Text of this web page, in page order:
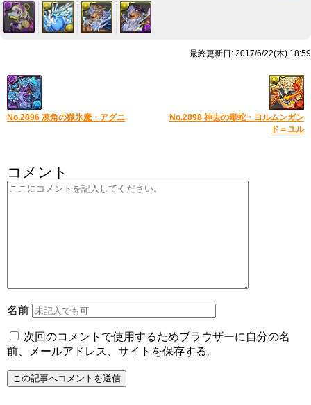
最終更新日: 2017/6/22(木) 18:59
No.2896 凍角の獄氷魔・アグニ
No.2898 神去の毒蛇・ヨルムンガン
ド＝ユル
コメント
名前
次回のコメントで使用するためブラウザーに自分の名
前、メールアドレス、サイトを保存する。